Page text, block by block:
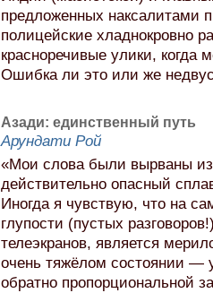
предложенных наксалитами
полицейские хладнокровно
красноречивые улики, когда
Ошибка ли это или же
Азади: единственный путь
Арундати Рой
«Мои слова были вырваны
действительно опасный
Иногда я чувствую, что на
глупости (пустых
телеэкранов, является
очень тяжёлом состоянии —
обратно пропорциональной